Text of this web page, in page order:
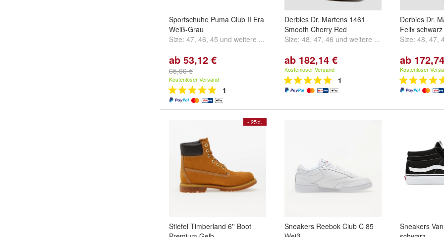
Sportschuhe Puma Club II Era
Weiß-Grau
Size: 47, 46, 45 und weitere ...
ab 53,12 €
65,00 €
Kostenloser Versand
1
Derbies Dr. Martens 1461
Smooth Cherry Red
Size: 48, 47, 46 und weitere ...
ab 182,14 €
Kostenloser Versand
1
Derbies Dr.
Felix
Size: 48, 47,
ab
Kostenloser
- 25%
Stiefel Timberland 6'' Boot
Sneakers Reebok Club C 85
Sneakers